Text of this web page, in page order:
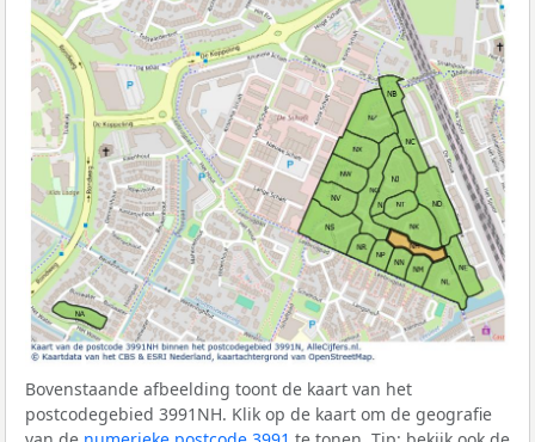
Bovenstaande afbeelding toont de kaart van het
postcodegebied 3991NH. Klik op de kaart om de geografie